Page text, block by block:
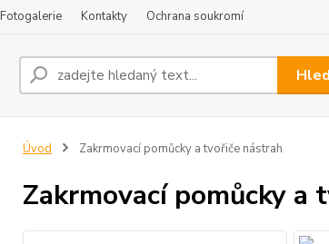
Fotogalerie Kontakty Ochrana soukromí
Úvod Zakrmovací pomůcky a tvořiče nástrah
Zakrmovací pomůcky a